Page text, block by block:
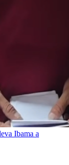
Ibama a